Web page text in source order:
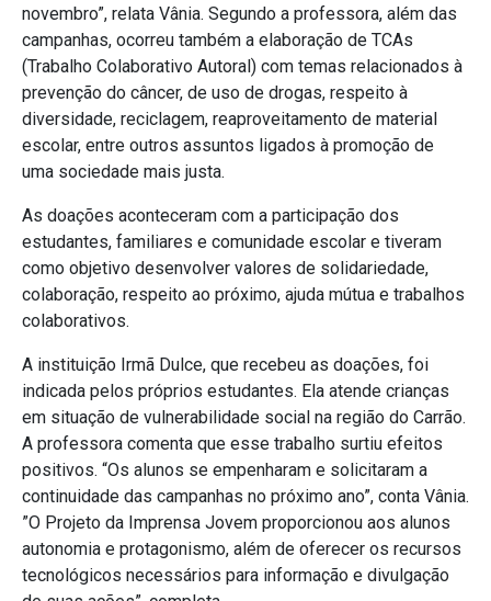
novembro”, relata Vânia. Segundo a professora, além das
campanhas, ocorreu também a elaboração de TCAs
(Trabalho Colaborativo Autoral) com temas relacionados à
prevenção do câncer, de uso de drogas, respeito à
diversidade, reciclagem, reaproveitamento de material
escolar, entre outros assuntos ligados à promoção de
uma sociedade mais justa.
As doações aconteceram com a participação dos
estudantes, familiares e comunidade escolar e tiveram
como objetivo desenvolver valores de solidariedade,
colaboração, respeito ao próximo, ajuda mútua e trabalhos
colaborativos.
A instituição Irmã Dulce, que recebeu as doações, foi
indicada pelos próprios estudantes. Ela atende crianças
em situação de vulnerabilidade social na região do Carrão.
A professora comenta que esse trabalho surtiu efeitos
positivos. “Os alunos se empenharam e solicitaram a
continuidade das campanhas no próximo ano”, conta Vânia.
”O Projeto da Imprensa Jovem proporcionou aos alunos
autonomia e protagonismo, além de oferecer os recursos
tecnológicos necessários para informação e divulgação